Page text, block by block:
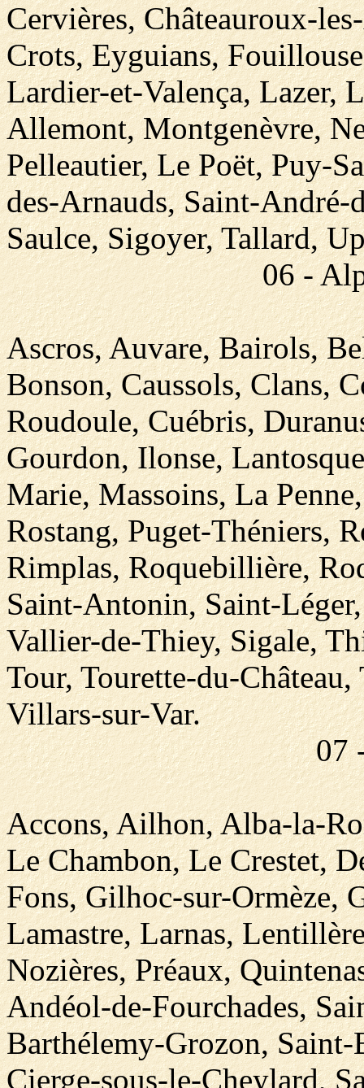
Cervières, Châteauroux-
Crots, Eyguians,
Lardier-et-Valença, Lazer,
Allemont, Montgenèvre,
Pelleautier, Le Poët, Puy-
des-Arnauds, Saint-
Saulce, Sigoyer, Tallard,
06 -
Ascros, Auvare, Bairols,
Bonson, Caussols, Clans,
Roudoule, Cuébris,
Gourdon, Ilonse,
Marie, Massoins, La
Rostang, Puget-Théniers,
Rimplas, Roquebillière,
Saint-Antonin, Saint-
Vallier-de-Thiey, Sigale,
Tour, Tourette-du-
Villars-sur-Var.
07
Accons, Ailhon, Alba-la-
Le Chambon, Le Crestet,
Fons, Gilhoc-sur-Ormèze,
Lamastre, Larnas,
Nozières, Préaux,
Andéol-de-Fourchades,
Barthélemy-Grozon,
Cierge-sous-le-Cheylard,